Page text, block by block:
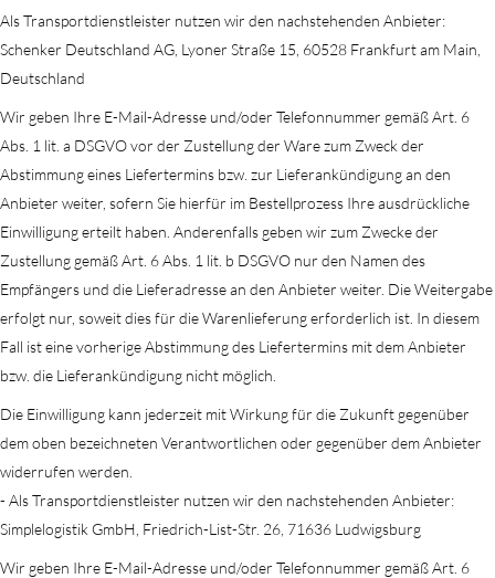
Als Transportdienstleister nutzen wir den nachstehenden Anbieter:
Schenker Deutschland AG, Lyoner Straße 15, 60528 Frankfurt am Main,
Deutschland
Wir geben Ihre E-Mail-Adresse und/oder Telefonnummer gemäß Art. 6
Abs. 1 lit. a DSGVO vor der Zustellung der Ware zum Zweck der
Abstimmung eines Liefertermins bzw. zur Lieferankündigung an den
Anbieter weiter, sofern Sie hierfür im Bestellprozess Ihre ausdrückliche
Einwilligung erteilt haben. Anderenfalls geben wir zum Zwecke der
Zustellung gemäß Art. 6 Abs. 1 lit. b DSGVO nur den Namen des
Empfängers und die Lieferadresse an den Anbieter weiter. Die Weitergabe
erfolgt nur, soweit dies für die Warenlieferung erforderlich ist. In diesem
Fall ist eine vorherige Abstimmung des Liefertermins mit dem Anbieter
bzw. die Lieferankündigung nicht möglich.
Die Einwilligung kann jederzeit mit Wirkung für die Zukunft gegenüber
dem oben bezeichneten Verantwortlichen oder gegenüber dem Anbieter
widerrufen werden.
- Als Transportdienstleister nutzen wir den nachstehenden Anbieter:
Simplelogistik GmbH, Friedrich-List-Str. 26, 71636 Ludwigsburg
Wir geben Ihre E-Mail-Adresse und/oder Telefonnummer gemäß Art. 6